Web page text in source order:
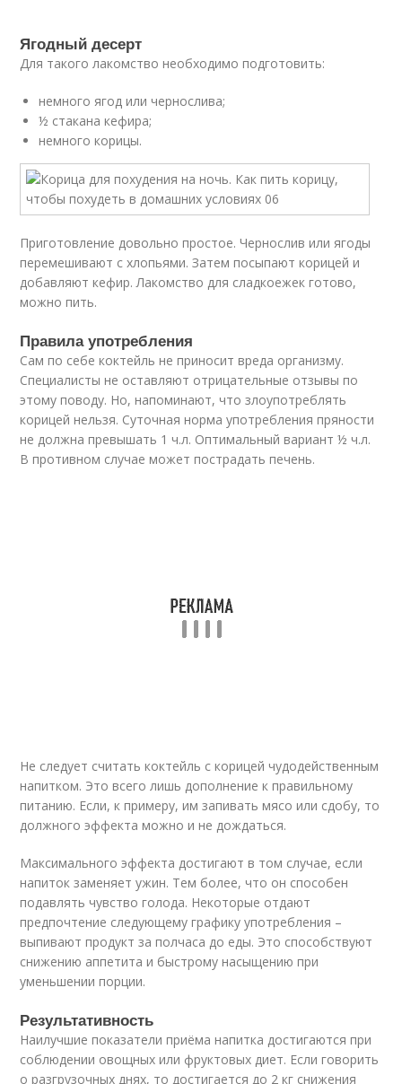
Ягодный десерт
Для такого лакомство необходимо подготовить:
немного ягод или чернослива;
½ стакана кефира;
немного корицы.
Приготовление довольно простое. Чернослив или ягоды
перемешивают с хлопьями. Затем посыпают корицей и
добавляют кефир. Лакомство для сладкоежек готово,
можно пить.
Правила употребления
Сам по себе коктейль не приносит вреда организму.
Специалисты не оставляют отрицательные отзывы по
этому поводу. Но, напоминают, что злоупотреблять
корицей нельзя. Суточная норма употребления пряности
не должна превышать 1 ч.л. Оптимальный вариант ½ ч.л.
В противном случае может пострадать печень.
Не следует считать коктейль с корицей чудодейственным
напитком. Это всего лишь дополнение к правильному
питанию. Если, к примеру, им запивать мясо или сдобу, то
должного эффекта можно и не дождаться.
Максимального эффекта достигают в том случае, если
напиток заменяет ужин. Тем более, что он способен
подавлять чувство голода. Некоторые отдают
предпочтение следующему графику употребления –
выпивают продукт за полчаса до еды. Это способствуют
снижению аппетита и быстрому насыщению при
уменьшении порции.
Результативность
Наилучшие показатели приёма напитка достигаются при
соблюдении овощных или фруктовых диет. Если говорить
о разгрузочных днях, то достигается до 2 кг снижения